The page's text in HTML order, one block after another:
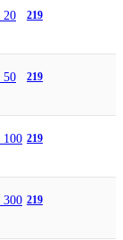
20
219
50
219
100 219
300 219